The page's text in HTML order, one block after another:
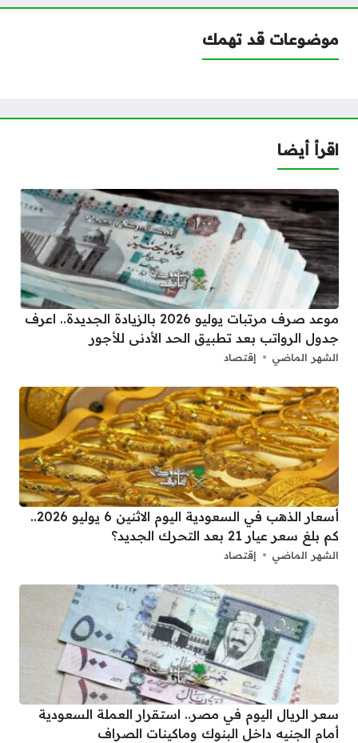
موضوعات قد تهمك
اقرأ أيضا
موعد صرف مرتبات يوليو 2026 بالزيادة الجديدة.. اعرف
جدول الرواتب بعد تطبيق الحد الأدنى للأجور
الشهر الماضي إقتصاد
أسعار الذهب في السعودية اليوم الاثنين 6 يوليو 2026..
كم بلغ سعر عيار 21 بعد التحرك الجديد؟
الشهر الماضي إقتصاد
سعر الريال اليوم في مصر.. استقرار العملة السعودية
أمام الجنيه داخل البنوك وماكينات الصراف